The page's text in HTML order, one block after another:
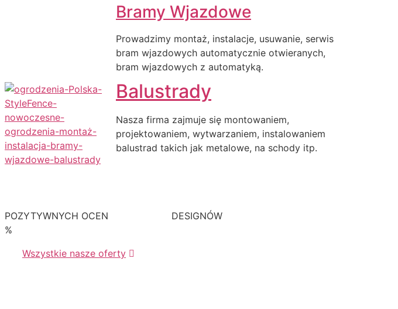
Bramy Wjazdowe
Prowadzimy montaż, instalacje, usuwanie, serwis
bram wjazdowych automatycznie otwieranych,
bram wjazdowych z automatyką.
Balustrady
Nasza firma zajmuje się montowaniem,
projektowaniem, wytwarzaniem, instalowaniem
balustrad takich jak metalowe, na schody itp.
POZYTYWNYCH OCEN
%
DESIGNÓW
Wszystkie nasze oferty